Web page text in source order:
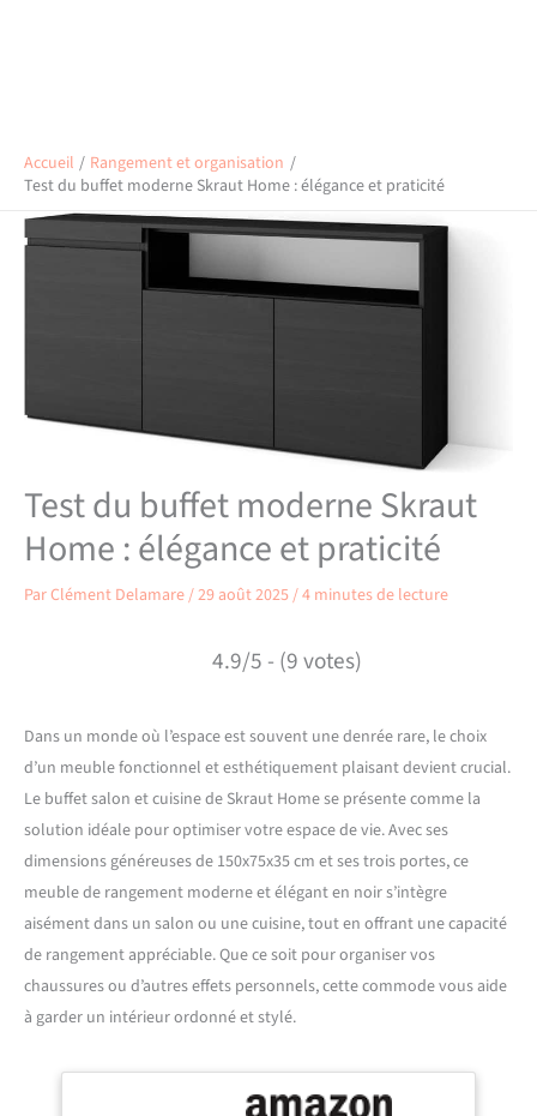
Accueil
Rangement et organisation
Test du buffet moderne Skraut Home : élégance et praticité
Test du buffet moderne Skraut
Home : élégance et praticité
ParClément Delamare/29 août 2025/4 minutes de lecture
4.9/5 - (9 votes)
Dans un monde où l’espace est souvent une denrée rare, le choix
d’un meuble fonctionnel et esthétiquement plaisant devient crucial.
Le buffet salon et cuisine de Skraut Home se présente comme la
solution idéale pour optimiser votre espace de vie. Avec ses
dimensions généreuses de 150x75x35 cm et ses trois portes, ce
meuble de rangement moderne et élégant en noir s’intègre
aisément dans un salon ou une cuisine, tout en offrant une capacité
de rangement appréciable. Que ce soit pour organiser vos
chaussures ou d’autres effets personnels, cette commode vous aide
à garder un intérieur ordonné et stylé.